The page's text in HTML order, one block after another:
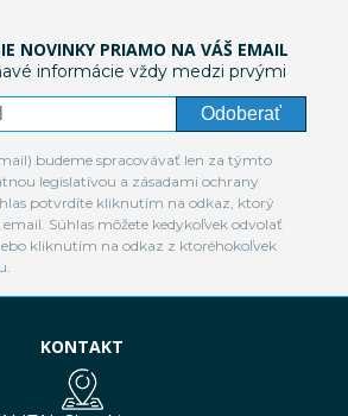
NOVINKY PRIAMO NA VÁŠ EMAIL
informácie vždy medzi prvými
Odoberať
budeme spracovávať len za týmto
legislatívou a zásadami ochrany
potvrdíte kliknutím na odkaz, ktorý
Súhlas môžete kedykoľvek odvolať
kliknutím na odkaz z ktoréhokoľvek
KONTAKT